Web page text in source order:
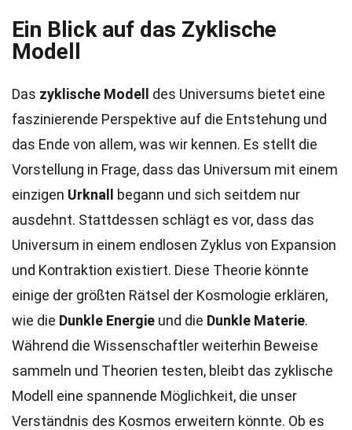
Ein Blick auf das Zyklische
Modell
Das zyklische Modell
des Universums bietet eine
faszinierende Perspektive auf die Entstehung und
das Ende von allem, was wir kennen. Es stellt die
Vorstellung in Frage, dass das Universum mit einem
einzigen Urknall
begann und sich seitdem nur
ausdehnt. Stattdessen schlägt es vor, dass das
Universum in einem endlosen Zyklus von Expansion
und Kontraktion existiert. Diese Theorie könnte
einige der größten Rätsel der Kosmologie erklären,
wie die Dunkle Energie und die Dunkle Materie.
Während die Wissenschaftler weiterhin Beweise
sammeln und Theorien testen, bleibt das zyklische
Modell eine spannende Möglichkeit, die unser
Verständnis des Kosmos erweitern könnte. Ob es